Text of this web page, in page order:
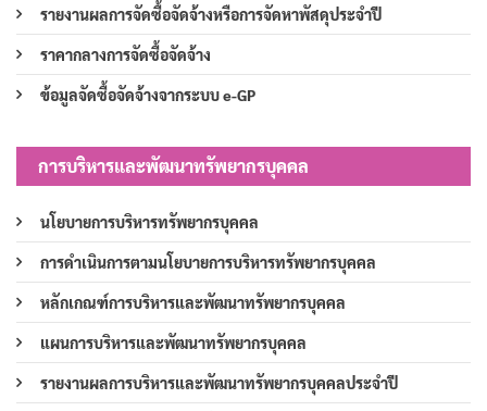
รายงานผลการจัดซื้อจัดจ้างหรือการจัดหาพัสดุประจำปี
ราคากลางการจัดซื้อจัดจ้าง
ข้อมูลจัดซื้อจัดจ้างจากระบบ e-GP
การบริหารและพัฒนาทรัพยากรบุคคล
นโยบายการบริหารทรัพยากรบุคคล
การดำเนินการตามนโยบายการบริหารทรัพยากรบุคคล
หลักเกณฑ์การบริหารและพัฒนาทรัพยากรบุคคล
แผนการบริหารและพัฒนาทรัพยากรบุคคล
รายงานผลการบริหารและพัฒนาทรัพยากรบุคคลประจำปี